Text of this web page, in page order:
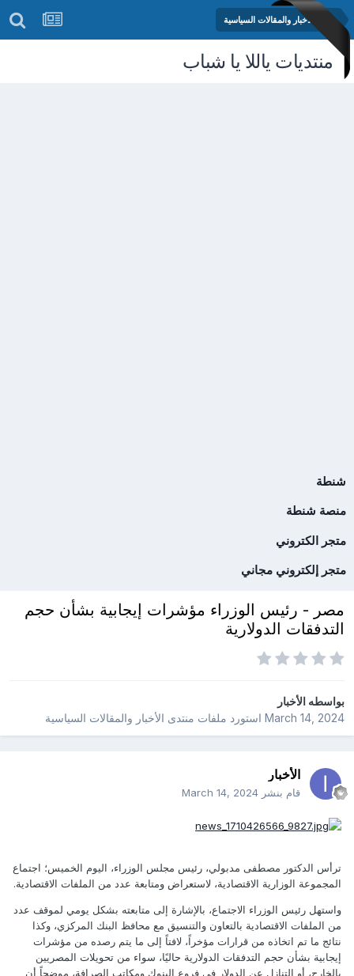
منتدى الأخبار والمقالات السياسية
منتديات ياللا يا شباب
شنطة
منصة شنطة
متجر الكتروني
متجر إلكتروني مجاني
مصر - رئيس الوزراء مؤشرات إيجابية بشأن حجم
التدفقات الدولارية
بواسطهالأخبار
March 14, 2024استورد ملفات منتدى الأخبار والمقالات السياسية
الأخبار
قام بنشر March 14, 2024
ترأس الدكتور مصطفى مدبولي، رئيس مجلس الوزراء، اليوم الخميس؛ اجتماع
المجموعة الوزارية الاقتصادية، لاستعراض ومتابعة عدد من الملفات الاقتصادية.
واستهل رئيس الوزراء الاجتماع، بالإشارة إلى متابعته بشكل يومي لموقف عدد
من الملفات الاقتصادية بالتعاون والتنسيق مع محافظ البنك المركزي، وكذا
نتائج ما تم اتخاذه من قرارات مؤخراً، لافتاً إلى ما يتم رصده من مؤشرات
إيجابية بشأن حجم التدفقات الدولارية حاليًا، سواء من تحويلات المصريين
بالخارج، أو التنازل عن الدولار في فروع البنوك ومكاتب الصرافة، موضحاً أن